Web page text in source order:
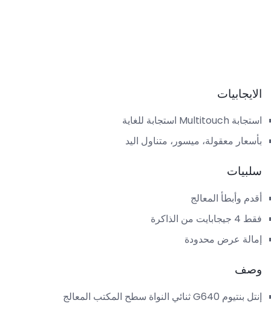
الايجابيات
استجابة Multitouch استجابة للغاية
بأسعار معقولة، ميسور، متناول اليد
سلبيات
أقدم وأبطأ المعالج
فقط 4 جيجابايت من الذاكرة
إمالة عرض محدودة
وصف
إنتل بنتيوم G640 ثنائي النواة سطح المكتب المعالج